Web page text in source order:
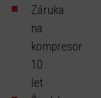
Záruka
na
kompresor
10
let